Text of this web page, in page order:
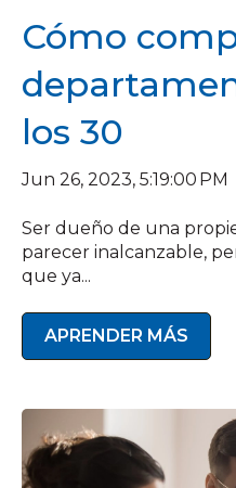
Cómo
los 30
Jun 26, 2023, 5:19:00 PM
Ser dueño de una
parecer inalcanzable,
que ya...
APRENDER MÁS